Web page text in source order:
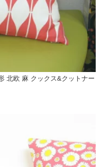
北欧 麻 クックス&クットナー